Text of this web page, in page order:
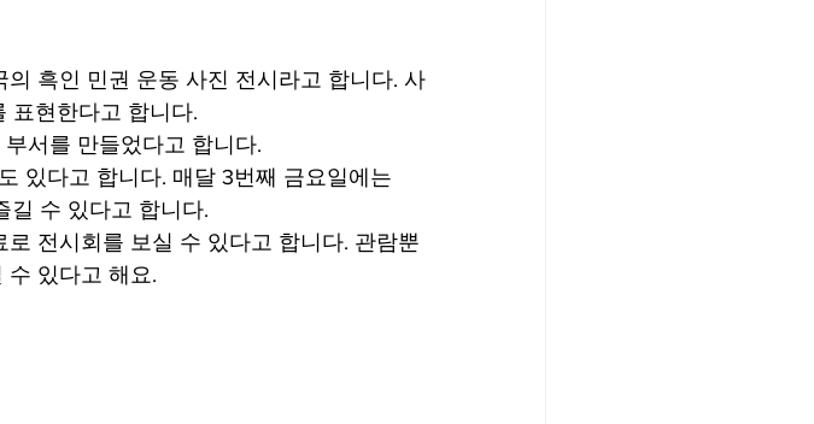
흑인 민권 운동 사진 전시라고 합니다. 사
표현한다고 합니다.
서를 만들었다고 합니다.
있다고 합니다. 매달 3번째 금요일에는
길 수 있다고 합니다.
로 전시회를 보실 수 있다고 합니다. 관람뿐
수 있다고 해요.